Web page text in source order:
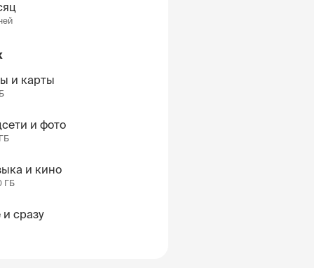
и карты
и фото
и кино
ГБ
и сразу